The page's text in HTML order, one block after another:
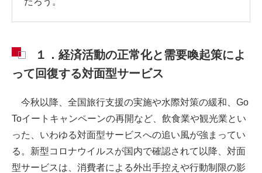
１．経済活動の正常化と需要喚起策によ
って回復する対面型サービス
今秋以降、全国旅行支援の実施や水際対策の緩和、Go
Toイートキャンペーンの再開など、飲食業や観光業とい
った、いわゆる対面型サービスへの追い風が強まってい
る。新型コロナウイルスが国内で確認されて以降、対面
型サービスは、消費者による外出手控えや行動制限の影